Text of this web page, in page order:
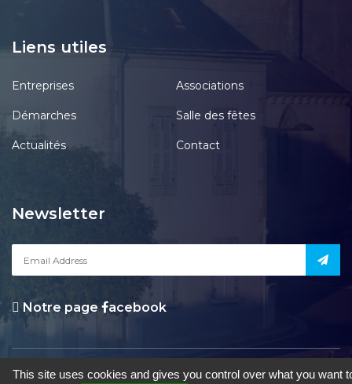
Liens utiles
Entreprises Associations
Démarches Salle des fêtes
Actualités Contact
Newsletter
Notre page acebook
le Pont-Chrétien-Chabenet|Mentions Légales|Accessibilité|Une
This site uses cookies and gives you control over what you want